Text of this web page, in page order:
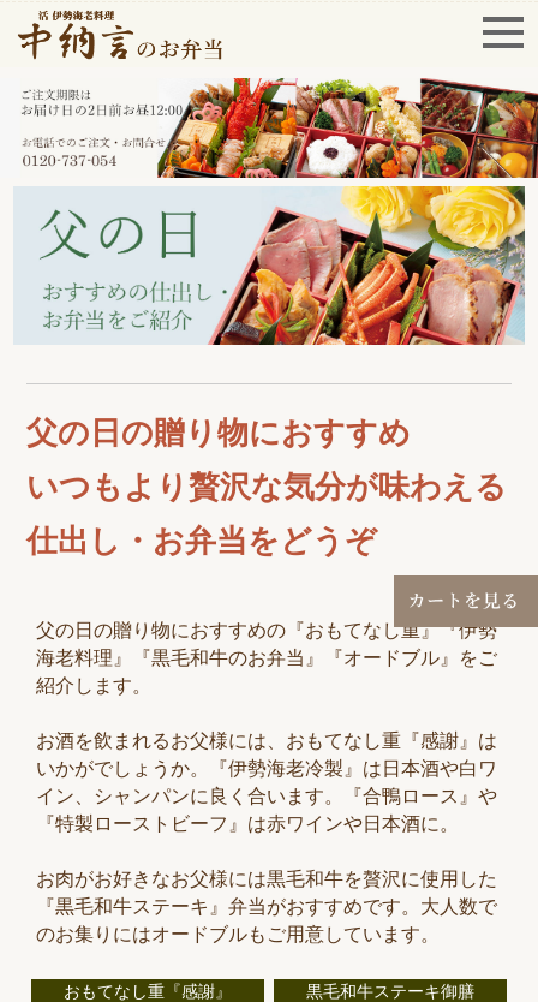
父の日の贈り物におすすめ
いつもより贅沢な気分が味わえる
仕出し・お弁当をどうぞ
父の日の贈り物におすすめの『おもてなし重』『伊勢
海老料理』『黒毛和牛のお弁当』『オードブル』をご
紹介します。
お酒を飲まれるお父様には、おもてなし重『感謝』は
いかがでしょうか。『伊勢海老冷製』は日本酒や白ワ
イン、シャンパンに良く合います。『合鴨ロース』や
『特製ローストビーフ』は赤ワインや日本酒に。
お肉がお好きなお父様には黒毛和牛を贅沢に使用した
『黒毛和牛ステーキ』弁当がおすすめです。大人数で
のお集りにはオードブルもご用意しています。
おもてなし重『感謝』
黒毛和牛ステーキ御膳